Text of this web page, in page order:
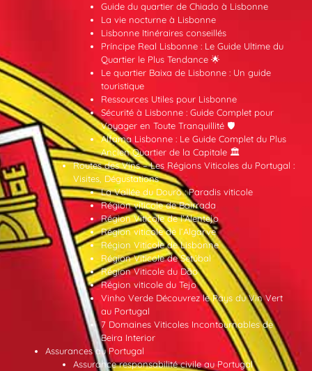
Guide du quartier de Chiado à Lisbonne
La vie nocturne à Lisbonne
Lisbonne Itinéraires conseillés
Príncipe Real Lisbonne : Le Guide Ultime du
Quartier le Plus Tendance 🌟
Le quartier Baixa de Lisbonne : Un guide
touristique
Ressources Utiles pour Lisbonne
Sécurité à Lisbonne : Guide Complet pour
Voyager en Toute Tranquillité 🛡️
Alfama Lisbonne : Le Guide Complet du Plus
Ancien Quartier de la Capitale 🏛️
Routes des Vins – Les Régions Viticoles du Portugal :
Visites, Dégustations
La Vallée du Douro : Paradis viticole
Région viticole de Bairrada
Région Viticole de l’Alentejo
Région viticole de l’Algarve
Région Viticole de Lisbonne
Région Viticole de Setúbal
Région Viticole du Dão
Région viticole du Tejo
Vinho Verde Découvrez le Pays du Vin Vert
au Portugal
7 Domaines Viticoles Incontournables de
Beira Interior
Assurances au Portugal
Assurance responsabilité civile au Portugal